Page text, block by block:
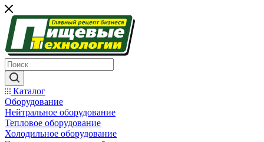
Каталог
Оборудование
Нейтральное оборудование
Тепловое оборудование
Холодильное оборудование